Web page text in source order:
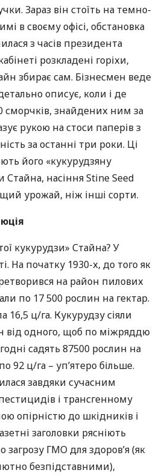
Зараз він стоїть на темно-
в своєму офісі, обстановка
з часів президента
розкладені горіхи,
збирає сам. Бізнесмен веде
описує, коли і де
сморчків, знайдених ним за
рукою на стоси паперів з
за останні три роки. Ці
його «кукурудзяну
Стайна, насіння Stine Seed
урожай, ніж інші сорти.
кукурудзи» Стайна? У
На початку 1930-х, до того як
на район пилових
по 17 500 рослин на гектар.
16,5 ц/га. Кукурудзу сіяли
від одного, щоб по міжряддю
садять 87500 рослин на
92 ц/га – уп’ятеро більше.
завдяки сучасним
і трансгенному
опірністю до шкідників і
заголовки рясніють
загрозу ГМО для здоров’я (як
безпідставними),